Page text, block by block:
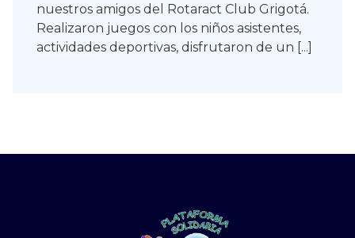
nuestros amigos del Rotaract Club Grigotá.
Realizaron juegos con los niños asistentes,
actividades deportivas, disfrutaron de un [...]